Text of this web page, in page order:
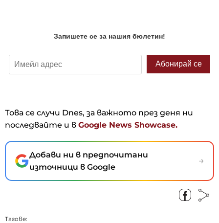
Това се случи Dnes, за важното през деня ни
последвайте и в Google News Showcase.
Добави ни в предпочитани
източници в Google
→
Тагове: